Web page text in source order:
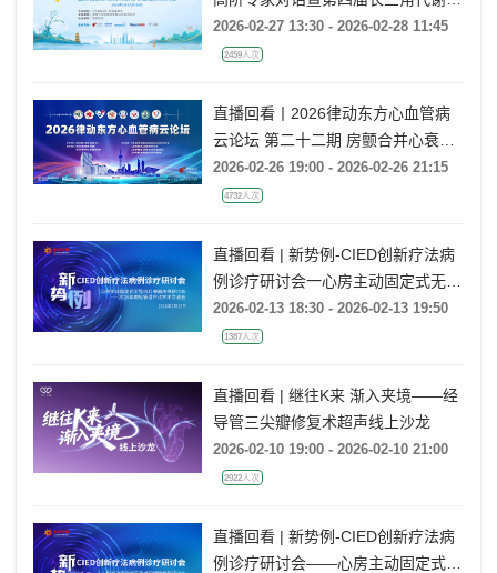
心血管疾病大会
2026-02-27 13:30 - 2026-02-28 11:45
2459人次
直播回看丨2026律动东方心血管病
云论坛 第二十二期 房颤合并心衰的
导管消融治疗
2026-02-26 19:00 - 2026-02-26 21:15
4732人次
直播回看 | 新势例-CIED创新疗法病
例诊疗研讨会一心房主动固定式无导
线起搏器病例研讨会一2026年电极
管理疗法学术交流会
2026-02-13 18:30 - 2026-02-13 19:50
1387人次
直播回看 | 继往K来 渐入夹境——经
导管三尖瓣修复术超声线上沙龙
2026-02-10 19:00 - 2026-02-10 21:00
2922人次
直播回看 | 新势例-CIED创新疗法病
例诊疗研讨会——心房主动固定式无